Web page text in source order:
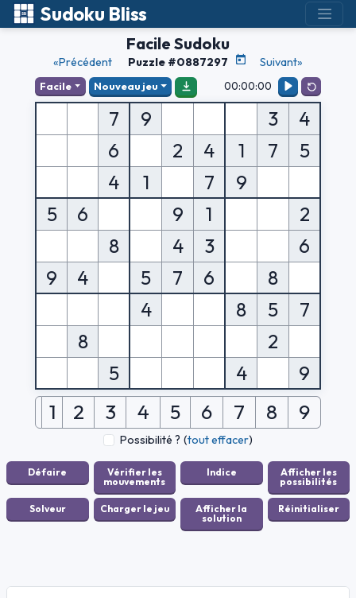
Sudoku Bliss
Facile Sudoku
«Précédent Puzzle #0887297 Suivant»
Facile Nouveau jeu 00:00:00
7 9 3
4
6
2 4 1 7
5
4
1 7
9
5
6 9 1
2
8
4 3
6
9
4 5 7 6
8
4
8 5
7
8
2
5
4 9
1 2 3 4 5 6 7 8 9
Possibilité ? (tout effacer)